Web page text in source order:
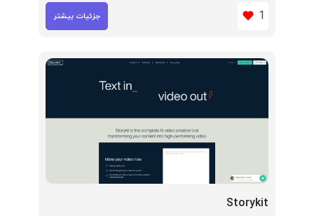
1 جزئیات بیشتر
Storykit